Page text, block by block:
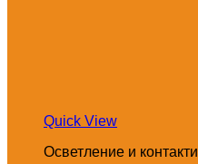
Quick View
Осветление и контакти